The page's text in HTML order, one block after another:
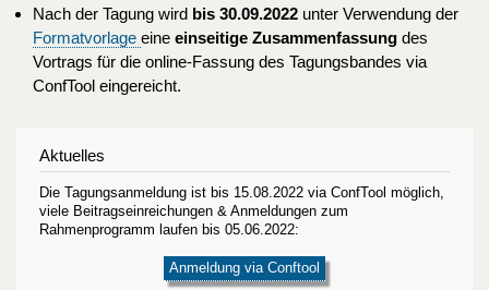
Nach der Tagung wird bis 30.09.2022 unter Verwendung der
Formatvorlage eine einseitige Zusammenfassung des
Vortrags für die online-Fassung des Tagungsbandes via
ConfTool eingereicht.
Aktuelles
Die Tagungsanmeldung ist bis 15.08.2022 via ConfTool möglich,
viele Beitragseinreichungen & Anmeldungen zum
Rahmenprogramm laufen bis 05.06.2022:
Anmeldung via Conftool